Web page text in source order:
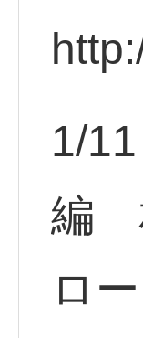
1/
編
ロー